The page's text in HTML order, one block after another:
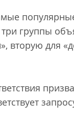
группы
вторую для